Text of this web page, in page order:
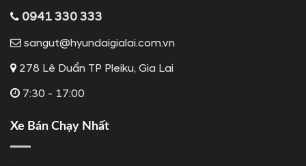
0941 330 333
sangut@hyundaigialai.com.vn
278 Lê Duẩn TP Pleiku, Gia Lai
7:30 - 17:00
Xe Bán Chạy Nhất